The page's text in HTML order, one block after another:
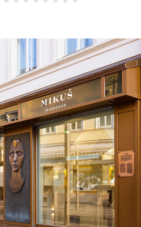
3 4 5 6 7 8 9 10